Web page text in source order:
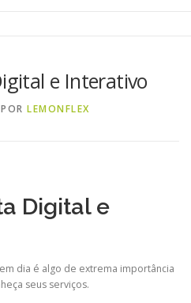
e Interativo
POR LEMONFLEX
Digital e
dia é algo de extrema importância
seus serviços.